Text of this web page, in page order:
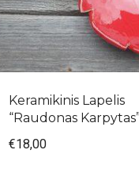
Keramikinis Lapelis
“Raudonas Karpytas”
€18,00